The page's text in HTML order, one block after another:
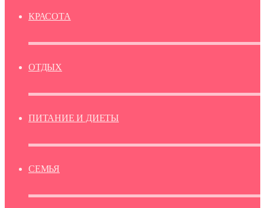
КРАСОТА
ОТДЫХ
ПИТАНИЕ И ДИЕТЫ
СЕМЬЯ